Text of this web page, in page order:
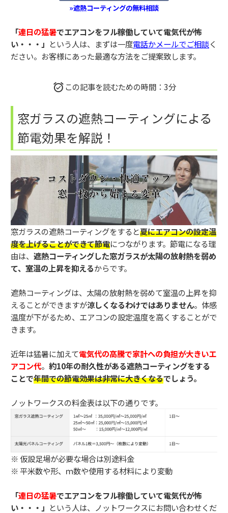
»遮熱コーティングの無料相談
「連日の猛暑でエアコンをフル稼働していて電気代が怖
い・・・」 という人は、まずは一度電話かメールでご相談く
ださい。 お客様にあった最適な方法をご提案致します。
この記事を読むための時間：3分
窓ガラスの遮熱コーティングによる
節電効果を解説！
窓ガラスの遮熱コーティングをすると夏にエアコンの設定温
度を上げることができて節電につながります。節電になる理
由は、 遮熱コーティングした窓ガラスが太陽の放射熱を弱め
て、室温の上昇を抑えるからです。
遮熱コーティングは、太陽の放射熱を弱めて室温の上昇を抑
えることができますが涼しくなるわけではありません。体感
温度が下がるため、エアコンの設定温度を高くすることがで
きます。
近年は猛暑に加えて電気代の高騰で家計への負担が大きいエ
アコン代。 約10年の耐久性がある遮熱コーティングをする
ことで年間での節電効果は非常に大きくなるでしょう。
ノットワークスの料金表は以下の通りです。
※ 仮設足場が必要な場合は別途料金
※ 平米数や形、ｍ数や使用する材料により変動
「連日の猛暑でエアコンをフル稼働していて電気代が怖
い・・・」 という人は、ノットワークスにお問い合わせくだ